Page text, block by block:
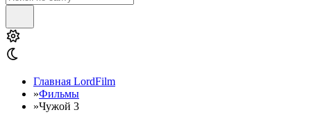
Главная LordFilm
»Фильмы
»Чужой 3